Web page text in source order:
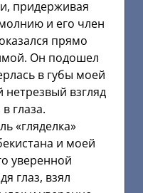
придерживая
и его член
прямо
Он подошел
в губы моей
взгляд
глаза.
«гляделка»
и моей
уверенной
глаз, взял